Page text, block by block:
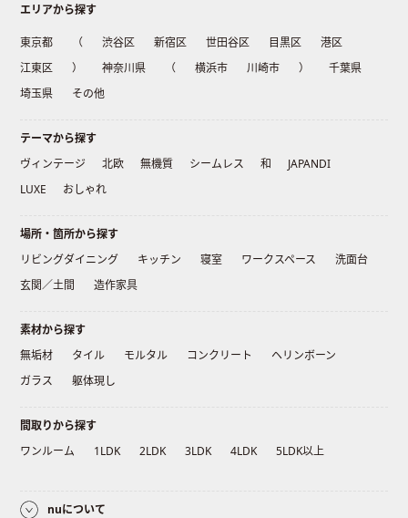
エリアから探す
東京都 （ 渋谷区 新宿区 世田谷区 目黒区
港区
江東区
） 神奈川県 （ 横浜市 川崎市 ）
千葉県
埼玉県
その他
テーマから探す
ヴィンテージ
北欧 無機質 シームレス 和
JAPANDI
LUXE
おしゃれ
場所・箇所から探す
リビングダイニング
キッチン 寝室 ワークスペース
洗面台
玄関／土間
造作家具
素材から探す
無垢材
タイル モルタル コンクリート
ヘリンボーン
ガラス
躯体現し
間取りから探す
ワンルーム
1LDK 2LDK 3LDK 4LDK 5LDK以上
nuについて